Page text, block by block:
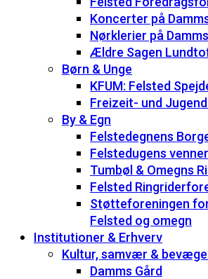
Koncerter på
Nørklerier på
Ældre Sagen
Børn & Unge
KFUM: Felsted
Freizeit- und
By & Egn
Felstedegnens
Felstedugens venner
Tumbøl & Omegns
Felsted
Støtteforeningen
Felsted og omegn
Institutioner & Erhverv
Kultur, samvær &
Damms Gård